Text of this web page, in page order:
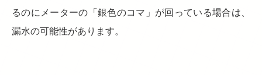
るのにメーターの「銀色のコマ」が回っている場合は、
漏水の可能性があります。